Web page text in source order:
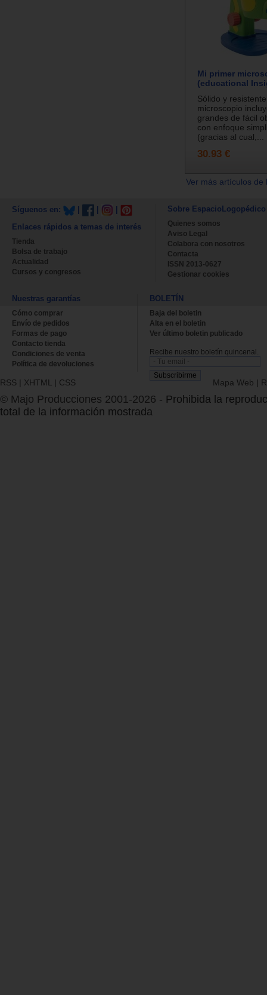
Mi primer
(educational
Sólido y
microscopio
grandes de fácil
con enfoque
(gracias al cual,...
30.93 €
Ver más artículos
Síguenos en:
Enlaces rápidos a temas de interés
Tienda
Bolsa de trabajo
Actualidad
Cursos y congresos
Sobre EspacioLogopédico
Quienes somos
Aviso Legal
Colabora con nosotros
Contacta
ISSN 2013-0627
Gestionar cookies
Nuestras garantías
Cómo comprar
Envío de pedidos
Formas de pago
Contacto tienda
Condiciones de venta
Política de devoluciones
BOLETÍN
Baja del boletin
Alta en el boletin
Ver último boletin publicado
Recibe nuestro boletín quincenal.
RSS | XHTML | CSS Mapa Web |
© Majo Producciones 2001-2026 - Prohibida la
total de la información mostrada